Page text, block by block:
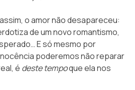
o amor não desapareceu:
de um novo romantismo,
E só mesmo por
poderemos não reparar
é deste tempoque ela nos